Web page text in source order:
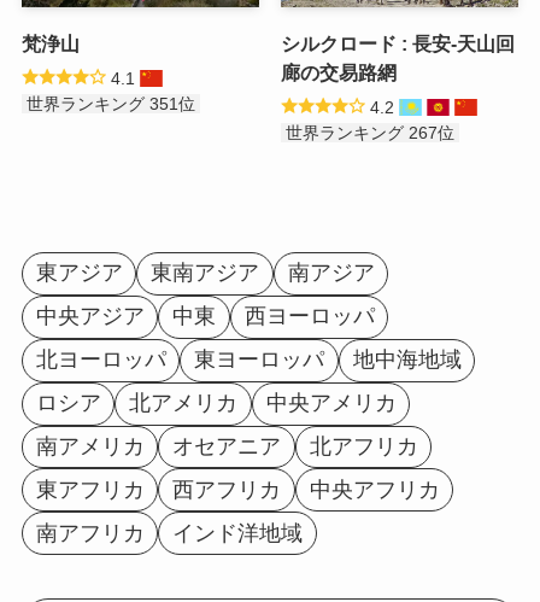
梵浄山
4.1
世界ランキング 351位
シルクロード : 長安-天山回
廊の交易路網
4.2
世界ランキング 267位
東アジア 東南アジア
南アジア
中央アジア
中東
西ヨーロッパ
北ヨーロッパ
東ヨーロッパ
地中海地域
ロシア
北アメリカ
中央アメリカ
南アメリカ
オセアニア
北アフリカ
東アフリカ
西アフリカ
中央アフリカ
南アフリカ
インド洋地域